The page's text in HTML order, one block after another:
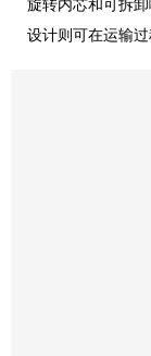
旋转内芯和可拆
设计则可在运输